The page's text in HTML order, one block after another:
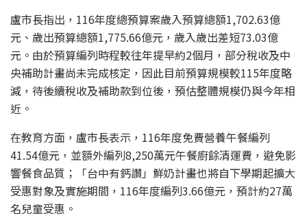
盧市長指出，116年度總預算案歲入預算總額1,702.63億
元、歲出預算總額1,775.66億元，歲入歲出差短73.03億
元。由於預算編列時程較往年提早約2個月，部分稅收及中
央補助計畫尚未完成核定，因此目前預算規模較115年度略
減，待後續稅收及補助款到位後，預估整體規模仍與今年相
近。
在教育方面，盧市長表示，116年度免費營養午餐編列
41.54億元，並額外編列8,250萬元午餐廚餘清運費，避免影
響餐食品質；「台中有鈣讚」鮮奶計畫也將自下學期起擴大
受惠對象及實施期間，116年度編列3.66億元，預計約27萬
名兒童受惠。